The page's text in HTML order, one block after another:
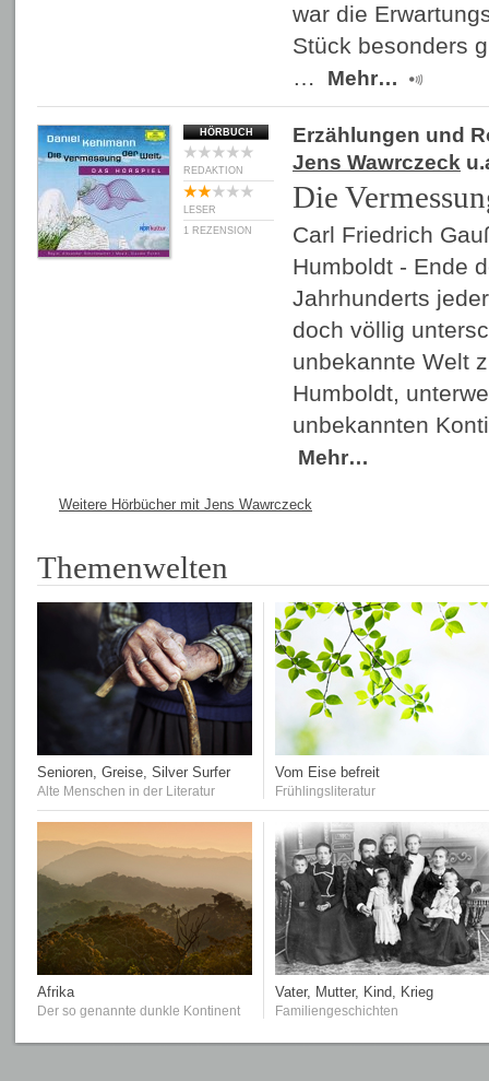
war die
Stück besonders
…
Mehr…
HÖRBUCH
REDAKTION
LESER
1 REZENSION
Erzählungen und
Jens Wawrczeck
Die
Carl Friedrich
Humboldt - Ende
Jahrhunderts
doch völlig
unbekannte Welt
Humboldt,
unbekannten
Mehr…
Weitere Hörbücher mit Jens Wawrczeck
Themenwelten
Senioren, Greise, Silver Surfer
Alte Menschen in der Literatur
Vom Eise befreit
Frühlingsliteratur
Afrika
Der so genannte dunkle Kontinent
Vater, Mutter, Kind, Krieg
Familiengeschichten